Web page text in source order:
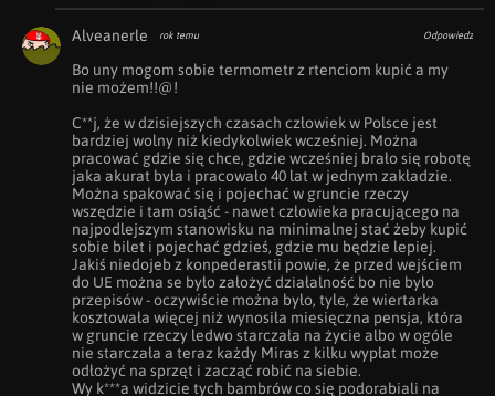
Alveanerle rok temu Odpowiedz
Bo uny mogom sobie termometr z rtenciom kupić a my
nie możem!!@!
C**j, że w dzisiejszych czasach człowiek w Polsce jest
bardziej wolny niż kiedykolwiek wcześniej. Można
pracować gdzie się chce, gdzie wcześniej brało się robotę
jaka akurat była i pracowało 40 lat w jednym zakładzie.
Można spakować się i pojechać w gruncie rzeczy
wszędzie i tam osiąść - nawet człowieka pracującego na
najpodlejszym stanowisku na minimalnej stać żeby kupić
sobie bilet i pojechać gdzieś, gdzie mu będzie lepiej.
Jakiś niedojeb z konpederastii powie, że przed wejściem
do UE można se było założyć działalność bo nie było
przepisów - oczywiście można było, tyle, że wiertarka
kosztowała więcej niż wynosiła miesięczna pensja, która
w gruncie rzeczy ledwo starczała na życie albo w ogóle
nie starczała a teraz każdy Miras z kilku wypłat może
odłożyć na sprzęt i zacząć robić na siebie.
Wy k***a widzicie tych bambrów co się podorabiali na